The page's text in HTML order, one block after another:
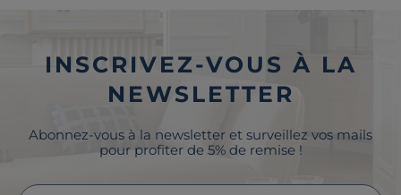
INSCRIVEZ-VOUS À LA
NEWSLETTER
Abonnez-vous à la newsletter et surveillez vos mails
pour profiter de 5% de remise !